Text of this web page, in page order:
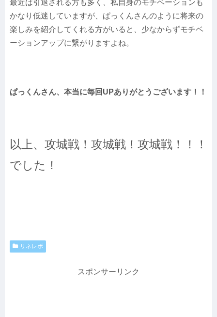
最近は引退される方も多く、私自身のモチベーションも
かなり低迷していますが、ぱっくんさんのように将来の
楽しみを紹介してくれる方がいると、少なからずモチベ
ーションアップに繋がりますよね。
ぱっくんさん、本当に毎回UPありがとうございます！！
以上、攻城戦！攻城戦！攻城戦！！！
でした！
リネレボ
スポンサーリンク